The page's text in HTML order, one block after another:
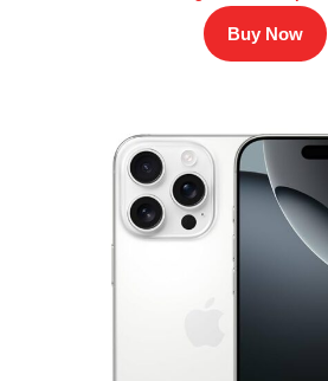
Buy Now